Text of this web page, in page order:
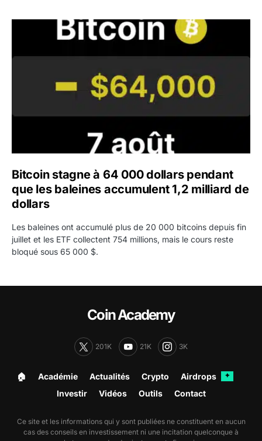
Bitcoin stagne à 64 000 dollars pendant que les
Bitcoin stagne à 64 000 dollars pendant
que les baleines accumulent 1,2 milliard de
dollars
Les baleines ont accumulé plus de 20 000 bitcoins depuis fin
juillet et les ETF collectent 754 millions, mais le cours reste
bloqué sous 65 000 $.
Coin Academy
201K 21K 3K
🏠︎ Académie Actualités Crypto Airdrops ✦
Investir Vidéos Outils Contact
Ce site et les informations qui y sont publiées ne constituent en aucun
cas des conseils en investissement ni une incitation quelconque à